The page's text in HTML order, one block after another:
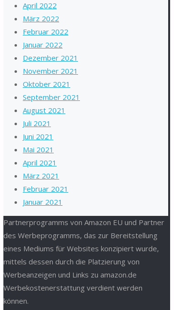
April 2022
März 2022
Februar 2022
Januar 2022
Dezember 2021
November 2021
Oktober 2021
September 2021
August 2021
Juli 2021
Juni 2021
Mai 2021
April 2021
März 2021
Februar 2021
Januar 2021
Partnerprogramms von Amazon EU und Partner
des Werbeprogramms, das zur Bereitstellung
eines Mediums für Websites konzipiert wurde,
mittels dessen durch die Platzierung von
Werbeanzeigen und Links zu amazon.de
Werbekostenerstattung verdient werden
können.